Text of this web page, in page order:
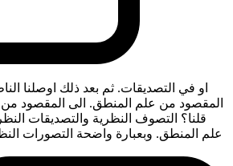
او في التصديقات. ثم بعد ذلك اوصلنا
المقصود من علم المنطق. الى المقصود
قلنا؟ التصوف النظرية والتصديقات
علم المنطق. وبعبارة واضحة التصورات